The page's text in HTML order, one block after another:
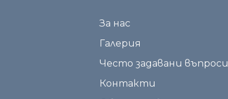
За нас
Галерия
Често задавани въпроси
Контакти